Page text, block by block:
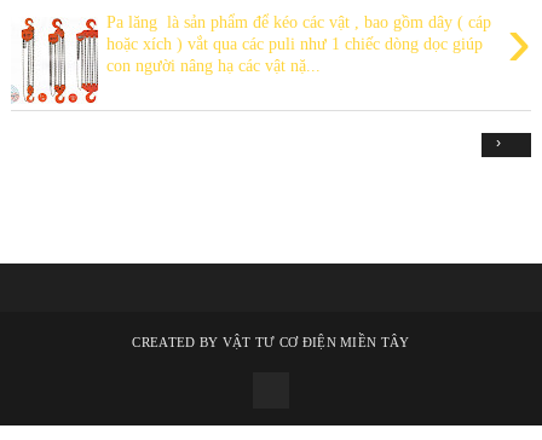
›
Pa lăng là sản phẩm để kéo các vật , bao gồm dây ( cáp
hoặc xích ) vắt qua các puli như 1 chiếc dòng dọc giúp
con người nâng hạ các vật nặ...
›
CREATED BY VẬT TƯ CƠ ĐIỆN MIỀN TÂY